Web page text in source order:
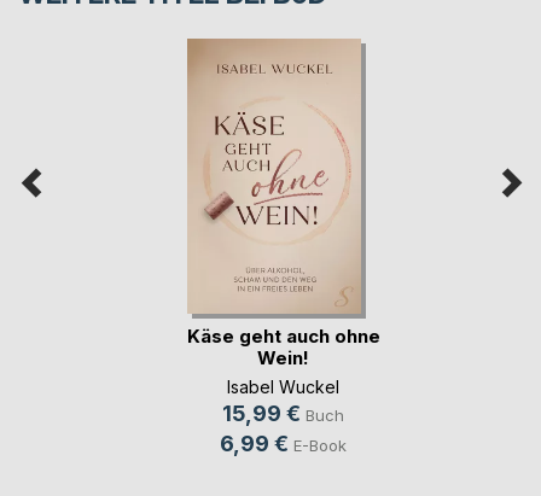
Käse geht auch ohne
Wein!
Isabel Wuckel
15,99 € Buch
6,99 € E-Book